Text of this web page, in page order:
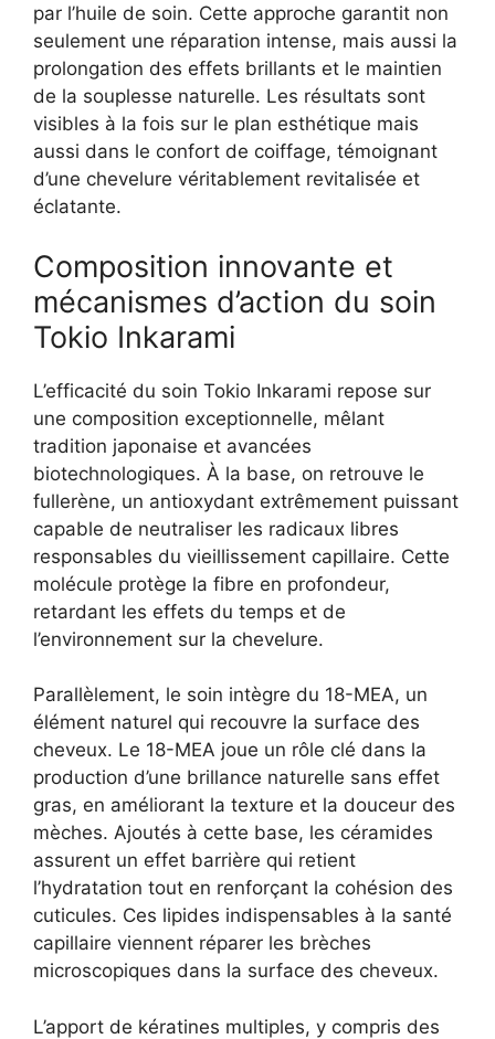
par l’huile de soin. Cette approche garantit non
seulement une réparation intense, mais aussi la
prolongation des effets brillants et le maintien
de la souplesse naturelle. Les résultats sont
visibles à la fois sur le plan esthétique mais
aussi dans le confort de coiffage, témoignant
d’une chevelure véritablement revitalisée et
éclatante.
Composition innovante et
mécanismes d’action du soin
Tokio Inkarami
L’efficacité du soin Tokio Inkarami repose sur
une composition exceptionnelle, mêlant
tradition japonaise et avancées
biotechnologiques. À la base, on retrouve le
fullerène, un antioxydant extrêmement puissant
capable de neutraliser les radicaux libres
responsables du vieillissement capillaire. Cette
molécule protège la fibre en profondeur,
retardant les effets du temps et de
l’environnement sur la chevelure.
Parallèlement, le soin intègre du 18-MEA, un
élément naturel qui recouvre la surface des
cheveux. Le 18-MEA joue un rôle clé dans la
production d’une brillance naturelle sans effet
gras, en améliorant la texture et la douceur des
mèches. Ajoutés à cette base, les céramides
assurent un effet barrière qui retient
l’hydratation tout en renforçant la cohésion des
cuticules. Ces lipides indispensables à la santé
capillaire viennent réparer les brèches
microscopiques dans la surface des cheveux.
L’apport de kératines multiples, y compris des